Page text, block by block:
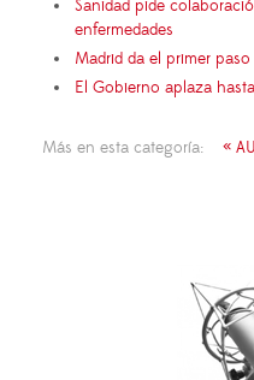
Sanidad pide
enfermedades
Madrid da el primer
El Gobierno aplaza
Más en esta categoría: «